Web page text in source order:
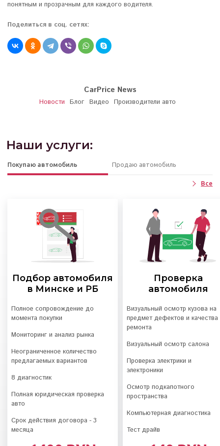
CarPrice News
Новости Блог Видео Производители авто
понятным и прозрачным для каждого водителя.
Поделиться в соц. сетях:
Наши услуги:
Покупаю автомобиль Продаю автомобиль
Все
Подбор автомобиля
в Минске и РБ
Полное сопровождение до
момента покупки
Мониторинг и анализ рынка
Неограниченное количество
предлагаемых вариантов
8 диагностик
Полная юридическая проверка
авто
Срок действия договора - 3
месяца
Проверка
автомобиля
Визуальный осмотр кузова на
предмет дефектов и качества
ремонта
Визуальный осмотр салона
Проверка электрики и
электроники
Осмотр подкапотного
пространства
Компьютерная диагностика
Тест драйв